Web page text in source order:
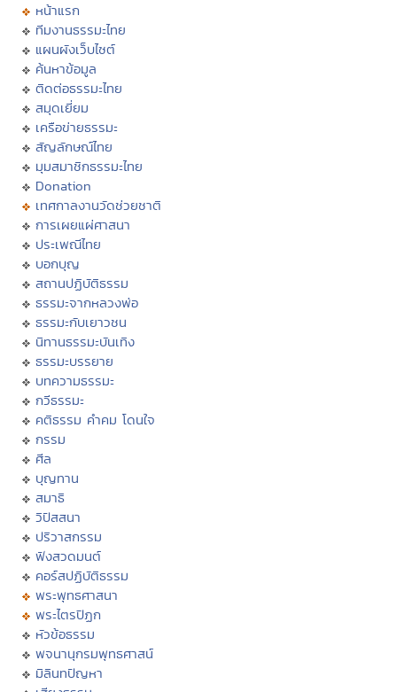
หน้าแรก
ทีมงานธรรมะไทย
แผนผังเว็บไซต์
ค้นหาข้อมูล
ติดต่อธรรมะไทย
สมุดเยี่ยม
เครือข่ายธรรมะ
สัญลักษณ์ไทย
มุมสมาชิกธรรมะไทย
Donation
เทศกาลงานวัดช่วยชาติ
การเผยแผ่ศาสนา
ประเพณีไทย
บอกบุญ
สถานปฏิบัติธรรม
ธรรมะจากหลวงพ่อ
ธรรมะกับเยาวชน
นิทานธรรมะบันเทิง
ธรรมะบรรยาย
บทความธรรมะ
กวีธรรมะ
คติธรรม คำคม โดนใจ
กรรม
ศีล
บุญทาน
สมาธิ
วิปัสสนา
ปริวาสกรรม
ฟังสวดมนต์
คอร์สปฏิบัติธรรม
พระพุทธศาสนา
พระไตรปิฏก
หัวข้อธรรม
พจนานุกรมพุทธศาสน์
มิลินทปัญหา